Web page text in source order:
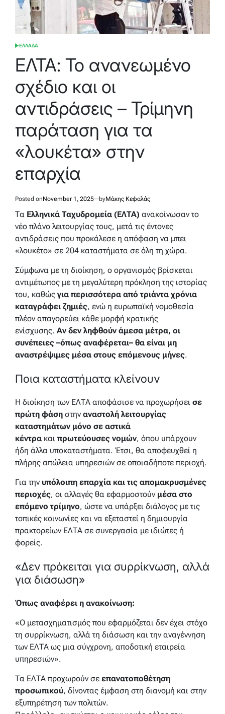
POSTED
ΕΛΛΑΔΑ
ΕΛΤΑ: Το ανανεωμένο
σχέδιο και οι
αντιδράσεις – Τρίμηνη
παράταση για τα
«λουκέτα» στην
επαρχία
Posted onNovember 1, 2025 byΜάκης Κεφαλάς
Τα Ελληνικά Ταχυδρομεία (ΕΛΤΑ) ανακοίνωσαν το
νέο πλάνο λειτουργίας τους, μετά τις έντονες
αντιδράσεις που προκάλεσε η απόφαση να μπει
«λουκέτο» σε 204 καταστήματα σε όλη τη χώρα.
Σύμφωνα με τη διοίκηση, ο οργανισμός βρίσκεται
αντιμέτωπος με τη μεγαλύτερη πρόκληση της ιστορίας
του, καθώς για περισσότερα από τριάντα χρόνια
καταγράφει ζημιές, ενώ η ευρωπαϊκή νομοθεσία
πλέον απαγορεύει κάθε μορφή κρατικής
ενίσχυσης. Αν δεν ληφθούν άμεσα μέτρα, οι
συνέπειες –όπως αναφέρεται– θα είναι μη
αναστρέψιμες μέσα στους επόμενους μήνες.
Ποια καταστήματα κλείνουν
Η διοίκηση των ΕΛΤΑ αποφάσισε να προχωρήσει σε
πρώτη φάση στην αναστολή λειτουργίας
καταστημάτων μόνο σε αστικά
κέντρα και πρωτεύουσες νομών, όπου υπάρχουν
ήδη άλλα υποκαταστήματα. Έτσι, θα αποφευχθεί η
πλήρης απώλεια υπηρεσιών σε οποιαδήποτε περιοχή.
Για την υπόλοιπη επαρχία και τις απομακρυσμένες
περιοχές, οι αλλαγές θα εφαρμοστούν μέσα στο
επόμενο τρίμηνο, ώστε να υπάρξει διάλογος με τις
τοπικές κοινωνίες και να εξεταστεί η δημιουργία
πρακτορείων ΕΛΤΑ σε συνεργασία με ιδιώτες ή
φορείς.
«Δεν πρόκειται για συρρίκνωση, αλλά
για διάσωση»
Όπως αναφέρει η ανακοίνωση:
«Ο μετασχηματισμός που εφαρμόζεται δεν έχει στόχο
τη συρρίκνωση, αλλά τη διάσωση και την αναγέννηση
των ΕΛΤΑ ως μια σύγχρονη, αποδοτική εταιρεία
υπηρεσιών».
Τα ΕΛΤΑ προχωρούν σε επανατοποθέτηση
προσωπικού, δίνοντας έμφαση στη διανομή και στην
εξυπηρέτηση των πολιτών.